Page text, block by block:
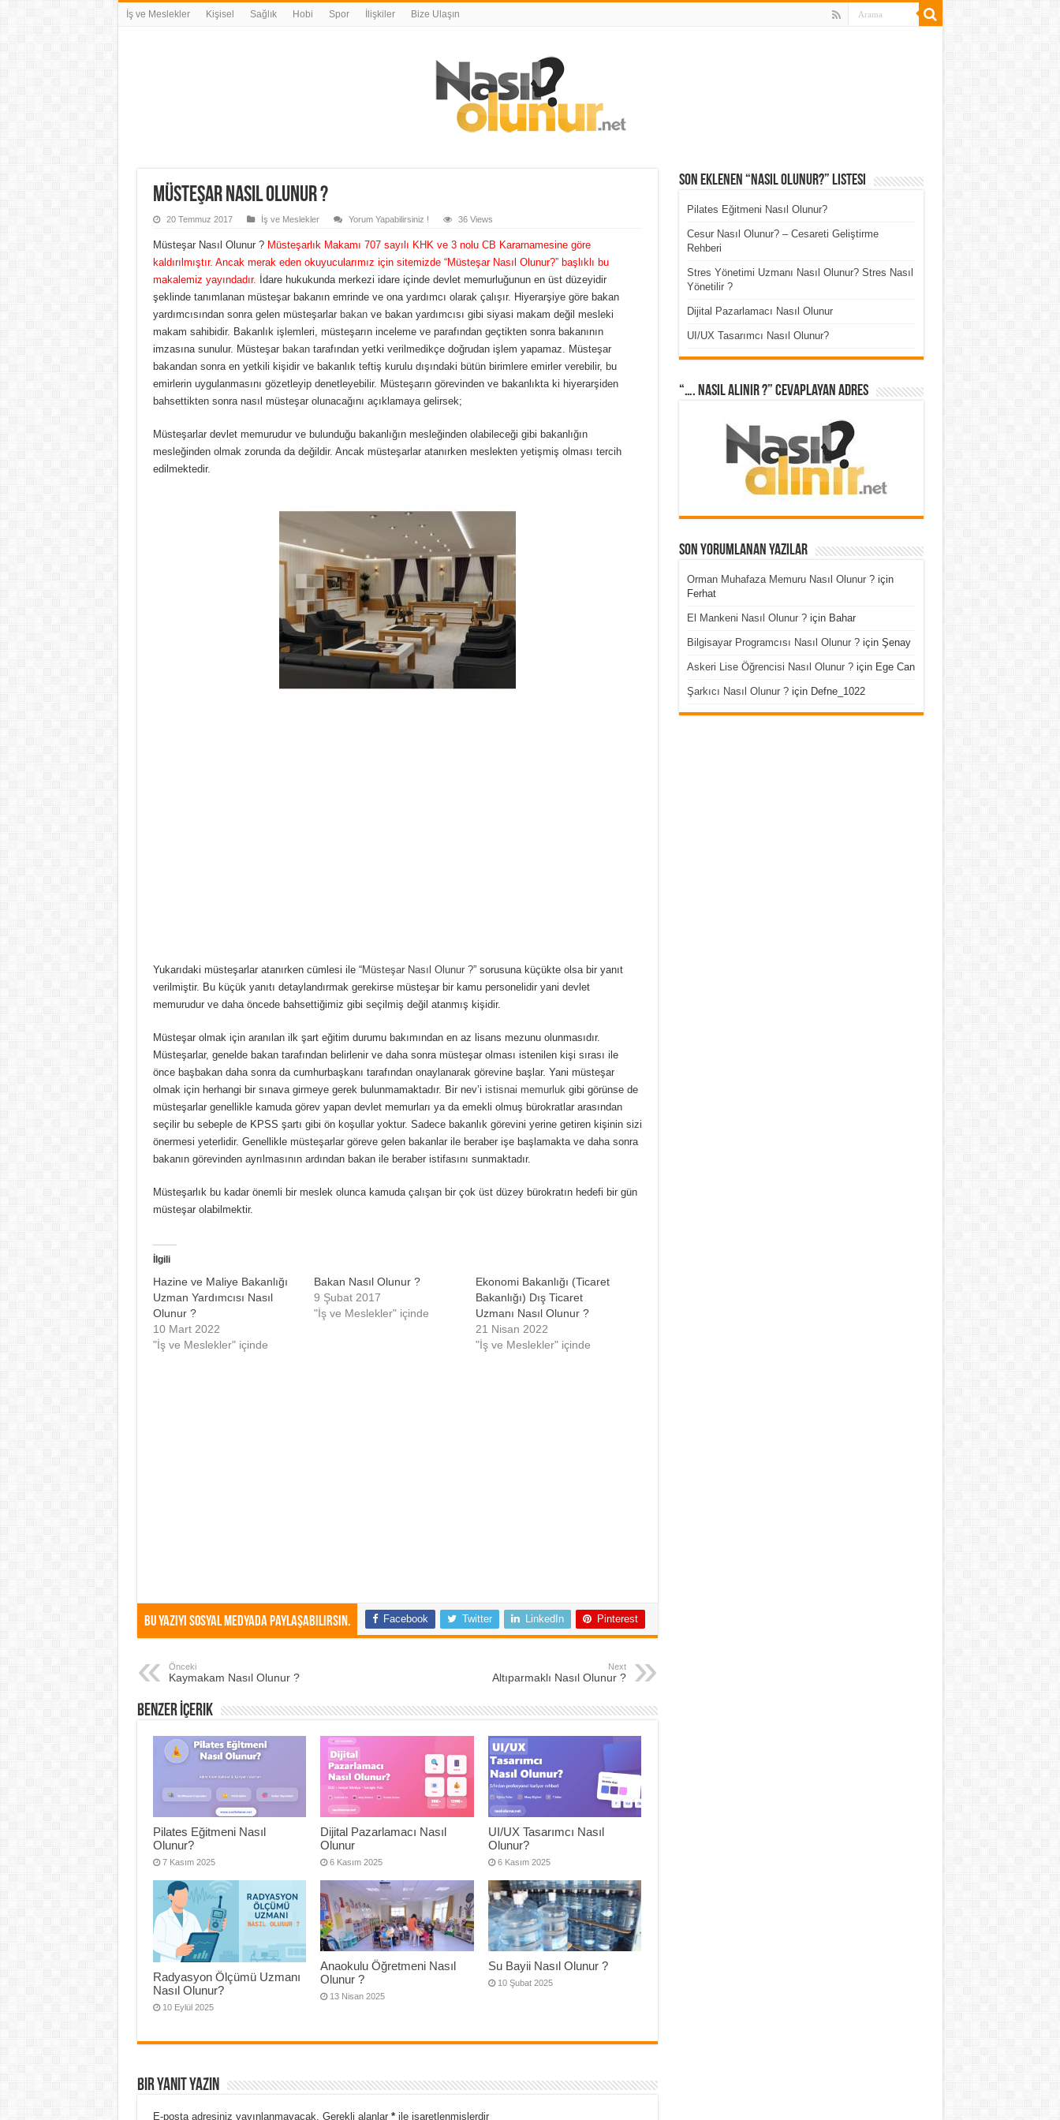
İş ve Meslekler Kişisel Sağlık Hobi Spor İlişkiler Bize Ulaşın
Müsteşar Nasıl Olunur ?
20 Temmuz 2017 İş ve Meslekler Yorum Yapabilirsiniz ! 36 Views
Müsteşar Nasıl Olunur ? Müsteşarlık Makamı 707 sayılı KHK ve 3 nolu CB Kararnamesine göre
kaldırılmıştır. Ancak merak eden okuyucularımız için sitemizde “Müsteşar Nasıl Olunur?” başlıklı bu
makalemiz yayındadır. İdare hukukunda merkezi idare içinde devlet memurluğunun en üst düzeyidir
şeklinde tanımlanan müsteşar bakanın emrinde ve ona yardımcı olarak çalışır. Hiyerarşiye göre bakan
yardımcısından sonra gelen müsteşarlar bakanve bakan yardımcısı gibi siyasi makam değil mesleki
makam sahibidir. Bakanlık işlemleri, müsteşarın inceleme ve parafından geçtikten sonra bakanının
imzasına sunulur. Müsteşar bakantarafından yetki verilmedikçe doğrudan işlem yapamaz. Müsteşar
bakandan sonra en yetkili kişidir ve bakanlık teftiş kurulu dışındaki bütün birimlere emirler verebilir, bu
emirlerin uygulanmasını gözetleyip denetleyebilir. Müsteşarın görevinden ve bakanlıkta ki hiyerarşiden
bahsettikten sonra nasıl müsteşar olunacağını açıklamaya gelirsek;
Müsteşarlar devlet memurudur ve bulunduğu bakanlığın mesleğinden olabileceği gibi bakanlığın
mesleğinden olmak zorunda da değildir. Ancak müsteşarlar atanırken meslekten yetişmiş olması tercih
edilmektedir.
Yukarıdaki müsteşarlar atanırken cümlesi ile “Müsteşar Nasıl Olunur ?” sorusuna küçükte olsa bir yanıt
verilmiştir. Bu küçük yanıtı detaylandırmak gerekirse müsteşar bir kamu personelidir yani devlet
memurudur ve daha öncede bahsettiğimiz gibi seçilmiş değil atanmış kişidir.
Müsteşar olmak için aranılan ilk şart eğitim durumu bakımından en az lisans mezunu olunmasıdır.
Müsteşarlar, genelde bakan tarafından belirlenir ve daha sonra müsteşar olması istenilen kişi sırası ile
önce başbakan daha sonra da cumhurbaşkanı tarafından onaylanarak görevine başlar. Yani müsteşar
olmak için herhangi bir sınava girmeye gerek bulunmamaktadır. Bir nev’i istisnai memurlukgibi görünse de
müsteşarlar genellikle kamuda görev yapan devlet memurları ya da emekli olmuş bürokratlar arasından
seçilir bu sebeple de KPSS şartı gibi ön koşullar yoktur. Sadece bakanlık görevini yerine getiren kişinin sizi
önermesi yeterlidir. Genellikle müsteşarlar göreve gelen bakanlar ile beraber işe başlamakta ve daha sonra
bakanın görevinden ayrılmasının ardından bakan ile beraber istifasını sunmaktadır.
Müsteşarlık bu kadar önemli bir meslek olunca kamuda çalışan bir çok üst düzey bürokratın hedefi bir gün
müsteşar olabilmektir.
İlgili
Hazine ve Maliye Bakanlığı
Uzman Yardımcısı Nasıl
Olunur ?
10 Mart 2022
"İş ve Meslekler" içinde
Bakan Nasıl Olunur ?
9 Şubat 2017
"İş ve Meslekler" içinde
Ekonomi Bakanlığı (Ticaret
Bakanlığı) Dış Ticaret
Uzmanı Nasıl Olunur ?
21 Nisan 2022
"İş ve Meslekler" içinde
Bu Yazıyı Sosyal Medyada Paylaşabilirsin. Facebook Twitter LinkedIn Pinterest
Önceki
Kaymakam Nasıl Olunur ?
Next
Altıparmaklı Nasıl Olunur ?
Benzer İçerik
Pilates Eğitmeni Nasıl
Olunur?
7 Kasım 2025
Dijital Pazarlamacı Nasıl
Olunur
6 Kasım 2025
UI/UX Tasarımcı Nasıl
Olunur?
6 Kasım 2025
Radyasyon Ölçümü Uzmanı
Nasıl Olunur?
10 Eylül 2025
Anaokulu Öğretmeni Nasıl
Olunur ?
13 Nisan 2025
Su Bayii Nasıl Olunur ?
10 Şubat 2025
Bir yanıt yazın
E-posta adresiniz yayınlanmayacak. Gerekli alanlar *ile işaretlenmişlerdir
Son Eklenen “Nasıl Olunur?” Listesi
Pilates Eğitmeni Nasıl Olunur?
Cesur Nasıl Olunur? – Cesareti Geliştirme
Rehberi
Stres Yönetimi Uzmanı Nasıl Olunur? Stres Nasıl
Yönetilir ?
Dijital Pazarlamacı Nasıl Olunur
UI/UX Tasarımcı Nasıl Olunur?
“…. Nasıl Alınır ?” cevaplayan adres
Son Yorumlanan Yazılar
Orman Muhafaza Memuru Nasıl Olunur ?için
Ferhat
El Mankeni Nasıl Olunur ?için Bahar
Bilgisayar Programcısı Nasıl Olunur ?için Şenay
Askeri Lise Öğrencisi Nasıl Olunur ?için Ege Can
Şarkıcı Nasıl Olunur ?için Defne_1022